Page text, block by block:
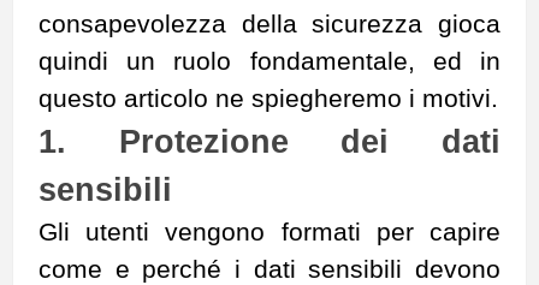
consapevolezza della sicurezza gioca
quindi un ruolo fondamentale, ed in
questo articolo ne spiegheremo i motivi.
1. Protezione dei dati
sensibili
Gli utenti vengono formati per capire
come e perché i dati sensibili devono